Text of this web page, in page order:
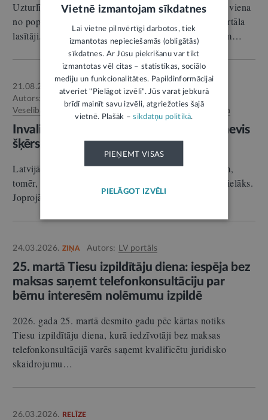
Uzturlīdzekļi bērnam jau daudzus gadus nemainīgi ir viena
no populārākajām tēmām, par kuru interesējas LV portāla
lasītāji. Lai gan likums ir bezkaislīgs un bez jebkādām…
21.08.2025. SKAIDROJUMS
Autors:
Veselības un darbspēju ekspertīzes ārstu valsts komisija
Invaliditātes statuss bērnam – iespēja, nevis
šķērslis
Latvijā invaliditāte ir noteikta gandrīz 10 000 bērniem,
tomēr, pēc speciālistu domām, šis skaitlis varētu būt lielāks.
Joprojām ir ģimenes, kas atturas no invaliditātes…
24.03.2026. ZIŅA Autors: LV portāls
25. martā Tiesu izpildītāju diena: iespēja bez
maksas saņemt telefonkonsultāciju par
bērnu interesēm nolēmumu izpildē
2026. gada 25. martā desmito gadu pēc kārtas notiks
Tiesu izpildītāju diena, kurā iedzīvotāji bez maksas
telefonkonsultācijā varēs saņemt kvalificētu juridisko
skaidrojumu…
26.03.2026. RELĪZE
Vietnē izmantojam sīkdatnes
Lai vietne pilnvērtīgi darbotos, tiek
izmantotas nepieciešamās (obligātās)
sīkdatnes. Ar Jūsu piekrišanu var tikt
izmantotas vēl citas – statistikas, sociālo
mediju un funkcionalitātes. Papildinformācijai
atveriet "Pielāgot izvēli". Jūs varat jebkurā
brīdī mainīt savu izvēli, atgriežoties šajā
vietnē. Plašāk –sīkdatņu politikā.
PIEŅEMT VISAS
PIELĀGOT IZVĒLI